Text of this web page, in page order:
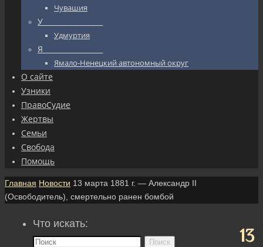
Чувашия
У_________________
Удмуртия
Я_________________
Ямало-Ненецкий автономный округ
О сайте
Узники
ПравоСудие
Жертвы
Семьи
Свобода
Помощь
Главная Новости 13 марта 1881 г. — Александр II
(Oсвободитель), смертельно ранен бомбой
13
Что искать:
Поиск